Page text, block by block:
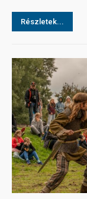
Részletek...